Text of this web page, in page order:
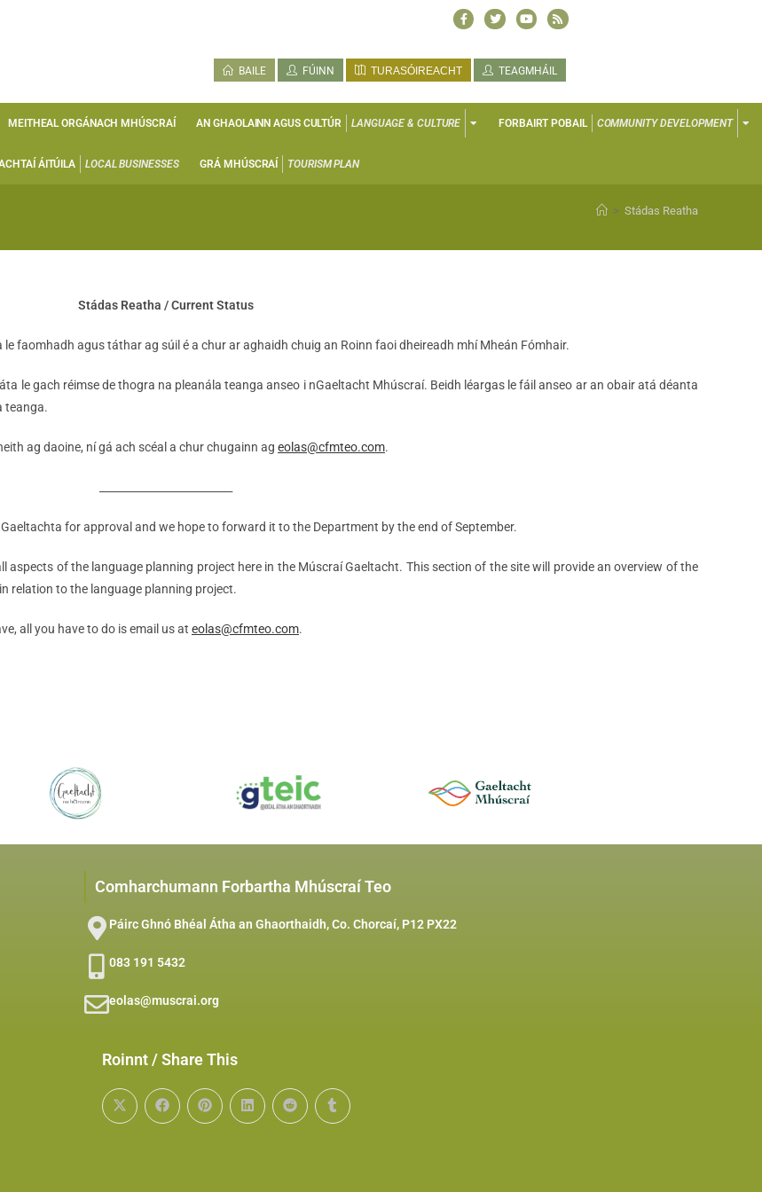
BAILE FÚINN TURASÓIREACHT TEAGMHÁIL
MEITHEAL ORGÁNACH MHÚSCRAÍ AN GHAOLAINN AGUS CULTÚR LANGUAGE & CULTURE FORBAIRT POBAIL COMMUNITY DEVELOPMENT
ÁITÚILA LOCAL BUSINESSES GRÁ MHÚSCRAÍ TOURISM PLAN
> Stádas Reatha
Stádas Reatha / Current Status
faomhadh agus táthar ag súil é a chur ar aghaidh chuig an Roinn faoi dheireadh mhí Mheán Fómhair.
le gach réimse de thogra na pleanála teanga anseo i nGaeltacht Mhúscraí. Beidh léargas le fáil anseo ar an obair atá déanta
teanga.
ag daoine, ní gá ach scéal a chur chugainn ag eolas@cfmteo.com.
for approval and we hope to forward it to the Department by the end of September.
of the language planning project here in the Múscraí Gaeltacht. This section of the site will provide an overview of the
relation to the language planning project.
all you have to do is email us at eolas@cfmteo.com.
Comharchumann Forbartha Mhúscraí Teo
Páirc Ghnó Bhéal Átha an Ghaorthaidh, Co. Chorcaí, P12 PX22
083 191 5432
eolas@muscrai.org
Roinnt / Share This